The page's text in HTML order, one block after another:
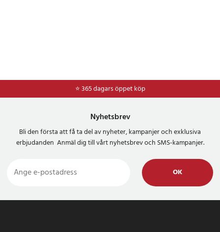
⭐ 365 dagars öppet köp
Nyhetsbrev
Bli den första att få ta del av nyheter, kampanjer och exklusiva
erbjudanden Anmäl dig till vårt nyhetsbrev och SMS-kampanjer.
OK